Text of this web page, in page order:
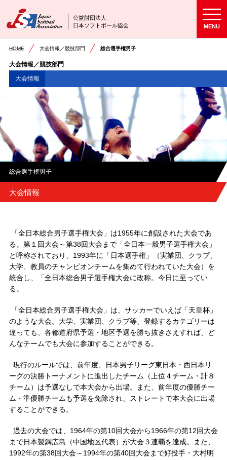
公益財団法人
日本ソフトボール協会
MENU
HOME 大会情報／競技部門 総合選手権男子
大会情報／競技部門
大会情報
総合選手権男子
大会情報
「全日本総合男子選手権大会」は1955年に創設された大会であ
る。第１回大会～第38回大会まで「全日本一般男子選手権大会」
と呼称されており、1993年に「日本選手権」（実業団、クラブ、
大学、教員のチャンピオンチームを集めて行われていた大会）を
統合し、「全日本総合男子選手権大会に改称。今日に至ってい
る。
「全日本総合男子選手権大会」は、サッカーでいえば「天皇杯」
のような大会。大学、実業団、クラブ等、登録するカテゴリーは
違っても、各都道府県予選・地区予選を勝ち抜きさえすれば、ど
んなチームでも大会に参加することができる。
現行のルールでは、前年度、日本男子リーグ東日本・西日本リ
ーグの決勝トーナメントに進出したチーム（上位４チーム・計８
チーム）は予選なしで本大会から出場。また、前年度の優勝チー
ム・準優勝チームも予選を免除され、ストレートで本大会に出場
することができる。
過去の大会では、1964年の第10回大会から1966年の第12回大会
まで日本製鋼広島（中国地区代表）が大会３連覇を達成。また、
1992年の第38回大会～1994年の第40回大会まで好投手・大村明